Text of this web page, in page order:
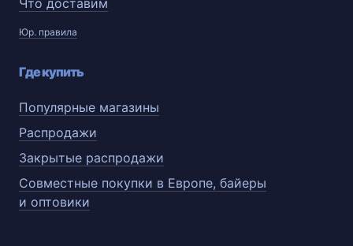
Что доставим
Юр. правила
Где купить
Популярные магазины
Распродажи
Закрытые распродажи
Совместные покупки в Европе, байеры
и оптовики